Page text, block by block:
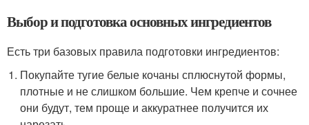
Выбор и подготовка основных ингредиентов
Есть три базовых правила подготовки ингредиентов:
Покупайте тугие белые кочаны сплюснутой формы,
плотные и не слишком большие. Чем крепче и сочнее
они будут, тем проще и аккуратнее получится их